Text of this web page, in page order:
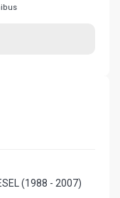
(1988 - 2007)